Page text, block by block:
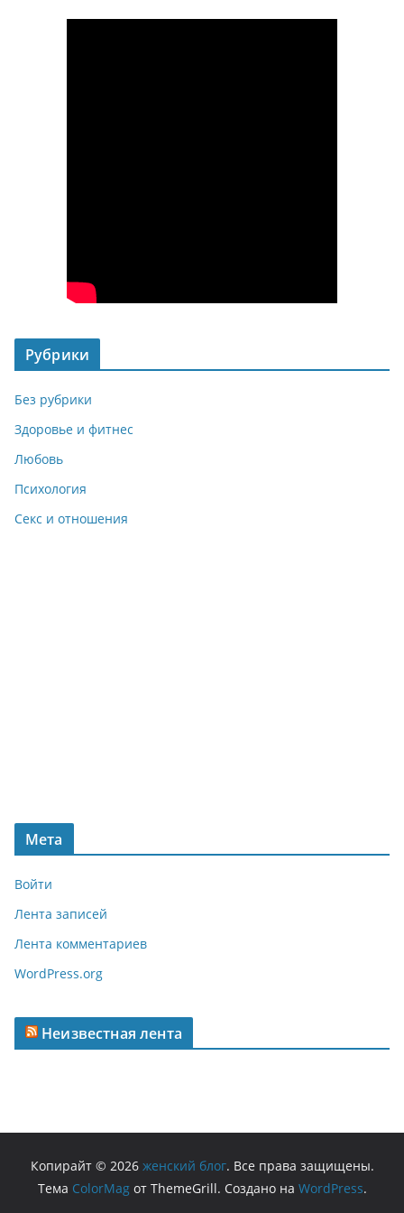
Рубрики
Без рубрики
Здоровье и фитнес
Любовь
Психология
Секс и отношения
Мета
Войти
Лента записей
Лента комментариев
WordPress.org
Неизвестная лента
Копирайт © 2026 женский блог. Все права защищены.
Тема ColorMagот ThemeGrill. Создано на WordPress.